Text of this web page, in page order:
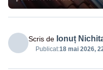
Scris de Ionuț
Publicat:18 mai 2026,